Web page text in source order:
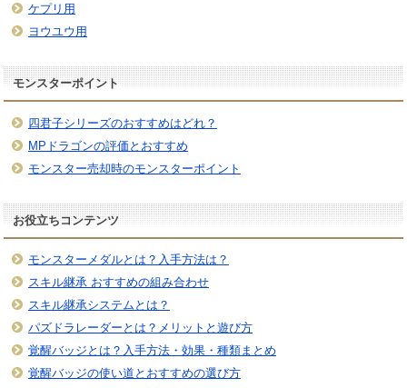
ケプリ用
ヨウユウ用
モンスターポイント
四君子シリーズのおすすめはどれ？
MPドラゴンの評価とおすすめ
モンスター売却時のモンスターポイント
お役立ちコンテンツ
モンスターメダルとは？入手方法は？
スキル継承 おすすめの組み合わせ
スキル継承システムとは？
パズドラレーダーとは？メリットと遊び方
覚醒バッジとは？入手方法・効果・種類まとめ
覚醒バッジの使い道とおすすめの選び方